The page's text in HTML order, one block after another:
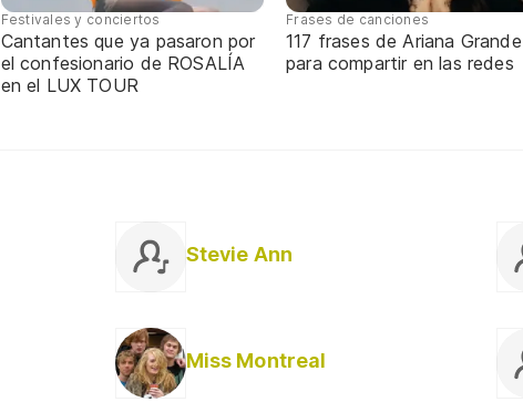
Festivales y conciertos
Cantantes que ya pasaron por
el confesionario de ROSALÍA
en el LUX TOUR
Frases de canciones
117 frases de Ariana Grande
para compartir en las redes
Stevie Ann
Miss Montreal